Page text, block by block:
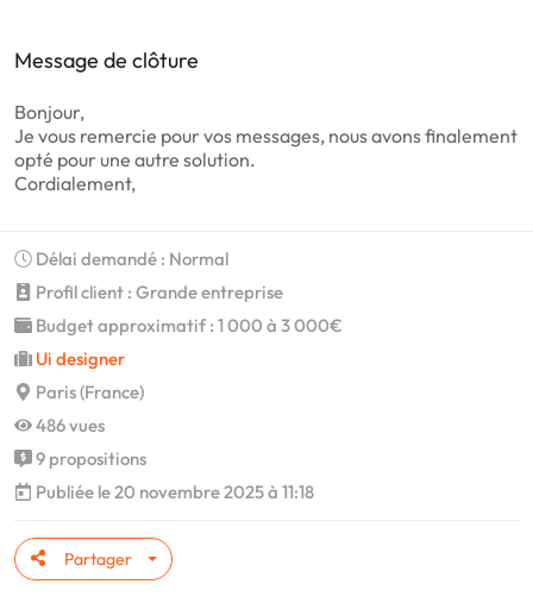
Message de clôture
Bonjour,
Je vous remercie pour vos messages, nous avons finalement
opté pour une autre solution.
Cordialement,
Délai demandé : Normal
Profil client : Grande entreprise
Budget approximatif : 1 000 à 3 000€
Ui designer
Paris (France)
486 vues
9 propositions
Publiée le 20 novembre 2025 à 11:18
Partager